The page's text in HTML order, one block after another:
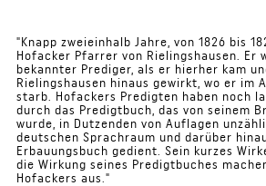
"Knapp zweieinhalb Jahre, von 1826 bis
Hofacker Pfarrer von Rielingshausen. Er
bekannter Prediger, als er hierher kam
Rielingshausen hinaus gewirkt, wo er im
starb. Hofackers Predigten haben noch
durch das Predigtbuch, das von seinem
wurde, in Dutzenden von Auflagen
deutschen Sprachraum und darüber
Erbauungsbuch gedient. Sein kurzes
die Wirkung seines Predigtbuches
Hofackers aus."